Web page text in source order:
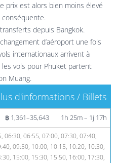
prix est alors bien moins élevé
conséquente.
depuis Bangkok.
d’aéroport une fois
internationaux arrivent à
les vols pour Phuket partent
Muang.
d'informations / Billets
฿ 1,361–35,643 1h 25m – 1j 17h
06:30, 06:55, 07:00, 07:30, 07:40,
09:50, 10:00, 10:15, 10:20, 10:30,
15:00, 15:30, 15:50, 16:00, 17:30,